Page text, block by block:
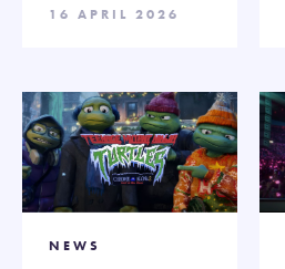
16 APRIL 2026
NEWS